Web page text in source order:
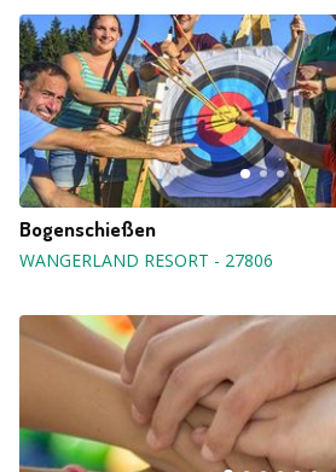
Bogenschießen
WANGERLAND RESORT - 27806